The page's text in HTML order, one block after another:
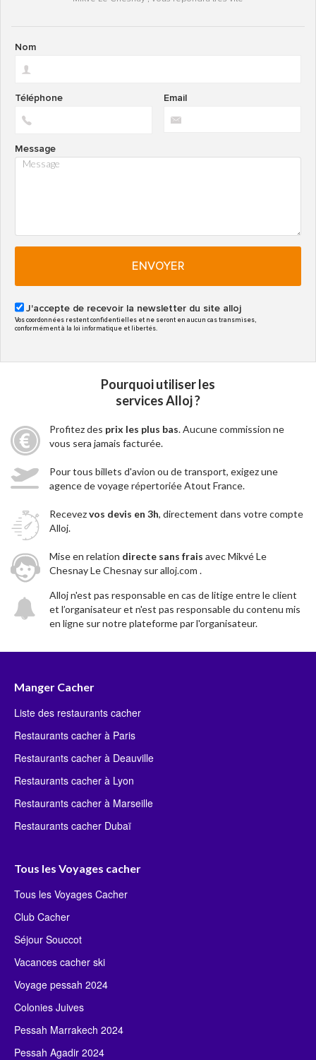
Nom
Email
Téléphone
Message
ENVOYER
J'accepte de recevoir la newsletter du site alloj
Vos coordonnées restent confidentielles et ne seront en aucun cas transmises,
conformément à la loi informatique et libertés.
Pourquoi utiliser les
services Alloj ?
Profitez des prix les plus bas. Aucune commission ne
vous sera jamais facturée.
Pour tous billets d'avion ou de transport, exigez une
agence de voyage répertoriée Atout France.
Recevezvos devis en 3h, directement dans votre compte
Alloj.
Mise en relation directe sans frais avec Mikvé Le
Chesnay Le Chesnay sur alloj.com .
Alloj n'est pas responsable en cas de litige entre le client
et l’organisateur et n'est pas responsable du contenu mis
en ligne sur notre plateforme par l'organisateur.
Manger Cacher
Liste des restaurants cacher
Restaurants cacher à Paris
Restaurants cacher à Deauville
Restaurants cacher à Lyon
Restaurants cacher à Marseille
Restaurants cacher Dubaï
Tous les Voyages cacher
Tous les Voyages Cacher
Club Cacher
Séjour Souccot
Vacances cacher ski
Voyage pessah 2024
Colonies Juives
Pessah Marrakech 2024
Pessah Agadir 2024